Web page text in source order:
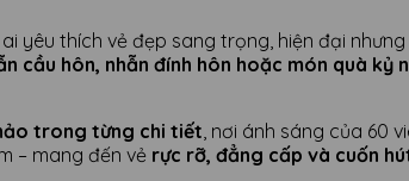
yêu thích vẻ đẹp sang trọng, hiện đại
cầu hôn, nhẫn đính hôn hoặc món quà kỷ
trong từng chi tiết, nơi ánh sáng của 60
– mang đến vẻ rực rỡ, đẳng cấp và cuốn